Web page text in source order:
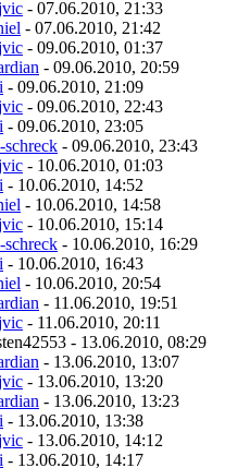
- 07.06.2010, 21:33
- 07.06.2010, 21:42
- 09.06.2010, 01:37
- 09.06.2010, 20:59
- 09.06.2010, 21:09
- 09.06.2010, 22:43
- 09.06.2010, 23:05
schreck - 09.06.2010, 23:43
- 10.06.2010, 01:03
- 10.06.2010, 14:52
- 10.06.2010, 14:58
- 10.06.2010, 15:14
schreck - 10.06.2010, 16:29
- 10.06.2010, 16:43
- 10.06.2010, 20:54
- 11.06.2010, 19:51
- 11.06.2010, 20:11
- 13.06.2010, 08:29
- 13.06.2010, 13:07
- 13.06.2010, 13:20
- 13.06.2010, 13:23
- 13.06.2010, 13:38
- 13.06.2010, 14:12
- 13.06.2010, 14:17